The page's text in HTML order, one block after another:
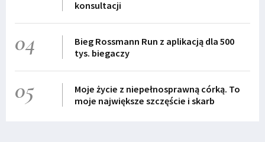
konsultacji
04
Bieg Rossmann Run z aplikacją dla 500
tys. biegaczy
05
Moje życie z niepełnosprawną córką. To
moje największe szczęście i skarb